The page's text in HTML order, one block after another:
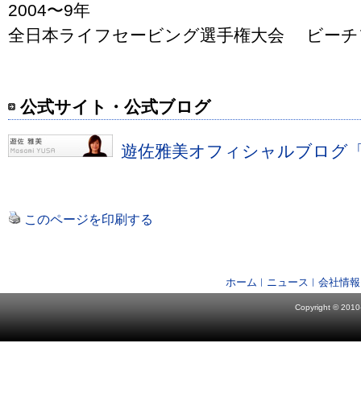
2004〜9年
全日本ライフセービング選手権大会 ビー
公式サイト・公式ブログ
遊佐雅美オフィシャルブログ
このページを印刷する
ホーム ニュース 会社情報
Copyright ©